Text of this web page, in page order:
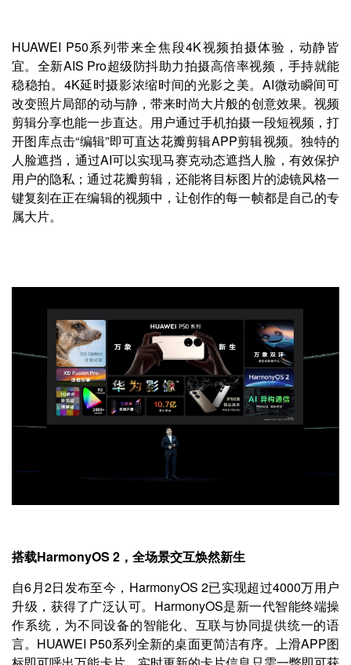
HUAWEI P50系列带来全焦段4K视频拍摄体验，动静皆
宜。全新AIS Pro超级防抖助力拍摄高倍率视频，手持就能
稳稳拍。4K延时摄影浓缩时间的光影之美。AI微动瞬间可
改变照片局部的动与静，带来时尚大片般的创意效果。视频
剪辑分享也能一步直达。用户通过手机拍摄一段短视频，打
开图库点击“编辑”即可直达花瓣剪辑APP剪辑视频。独特的
人脸遮挡，通过AI可以实现马赛克动态遮挡人脸，有效保护
用户的隐私；通过花瓣剪辑，还能将目标图片的滤镜风格一
键复刻在正在编辑的视频中，让创作的每一帧都是自己的专
属大片。
搭载HarmonyOS 2，全场景交互焕然新生
自6月2日发布至今，HarmonyOS 2已实现超过4000万用户
升级，获得了广泛认可。HarmonyOS是新一代智能终端操
作系统，为不同设备的智能化、互联与协同提供统一的语
言。HUAWEI P50系列全新的桌面更简洁有序。上滑APP图